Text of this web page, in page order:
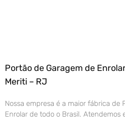
Portão de Garagem de
Meriti – RJ
Nossa empresa é a maior fábrica de
Enrolar de todo o Brasil. Atendemos